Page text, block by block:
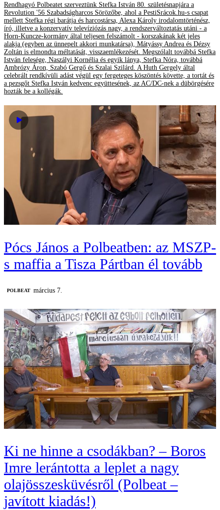
Rendhagyó Polbeatet szerveztünk Stefka István 80. születésnapjára a
Revolution '56 Szabadságharcos Sörözőbe, ahol a PestiSrácok.hu-s csapat
mellett Stefka régi barátja és harcostársa, Alexa Károly irodalomtörténész,
író, illetve a konzervatív televíziózás nagy, a rendszerváltoztatás utáni - a
Horn-Kuncze-kormány által teljesen felszámolt - korszakának két jeles
alakja (egyben az ünnepelt akkori munkatársa), Mátyássy Andrea és Dézsy
Zoltán is elmondta méltatását, visszaemlékezését. Megszólalt továbbá Stefka
István felesége, Naszályi Kornélia és egyik lánya, Stefka Nóra, továbbá
Ambrózy Áron, Szabó Gergő és Szalai Szilárd. A Huth Gergely által
celebrált rendkívüli adást végül egy fergeteges köszöntés követte, a tortát és
a pezsgőt Stefka István kedvenc együttesének, az AC/DC-nek a dübörgésére
hozták be a kollégák.
Pócs János a Polbeatben: az MSZP-
s maffia a Tisza Pártban él tovább
‎POLBEAT március 7.
Ki ne hinne a csodákban? – Boros
Imre lerántotta a leplet a nagy
olajösszesküvésről (Polbeat –
javított kiadás!)